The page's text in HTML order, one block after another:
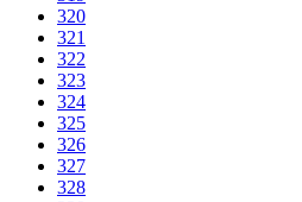
320
321
322
323
324
325
326
327
328